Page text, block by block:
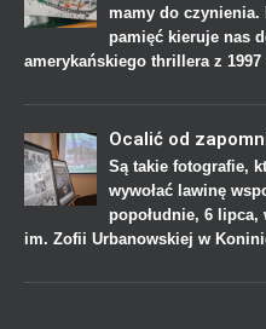
mamy do czynienia.
pamięć kieruje nas
amerykańskiego thrillera z
Ocalić od
Są takie fotografie,
wywołać lawinę
popołudnie, 6
im. Zofii Urbanowskiej w